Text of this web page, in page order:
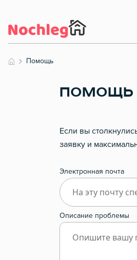
Помощь
ПОМОЩЬ
Если вы
заявку и
Электронная почта
Описание проблемы